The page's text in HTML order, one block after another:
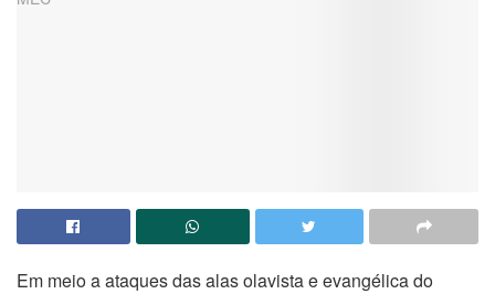
Em meio a ataques das alas olavista e evangélica do